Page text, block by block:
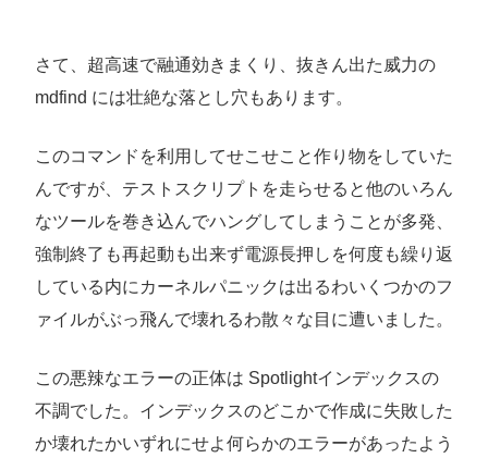
さて、超高速で融通効きまくり、抜きん出た威力の
mdfind には壮絶な落とし穴もあります。
このコマンドを利用してせこせこと作り物をしていた
んですが、テストスクリプトを走らせると他のいろん
なツールを巻き込んでハングしてしまうことが多発、
強制終了も再起動も出来ず電源長押しを何度も繰り返
している内にカーネルパニックは出るわいくつかのフ
ァイルがぶっ飛んで壊れるわ散々な目に遭いました。
この悪辣なエラーの正体は Spotlightインデックスの
不調でした。インデックスのどこかで作成に失敗した
か壊れたかいずれにせよ何らかのエラーがあったよう